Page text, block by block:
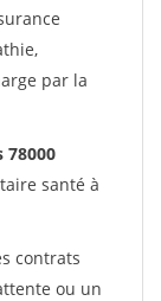
par la
78000
santé à
contrats
ou un